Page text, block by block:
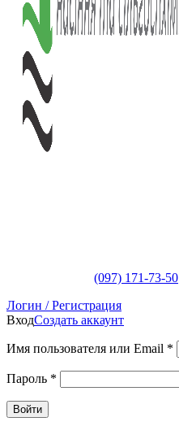
(097) 171-73-50
Логин / Регистрация
ВходСоздать аккаунт
Имя пользователя или Email *
Пароль *
Войти